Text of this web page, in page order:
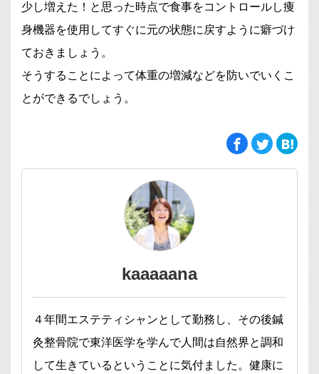
少し増えた！と思った時点で食事をコントロールし痩
身機器を使用してすぐに元の状態に戻すように癖づけ
ておきましょう。
そうすることによって体重の増減などを防いでいくこ
とができるでしょう。
kaaaaana
４年間エステティシャンとして勤務し、その後鍼
灸整骨院で東洋医学を学んで人間は自然界と調和
して生きているということに気付ました。健康に